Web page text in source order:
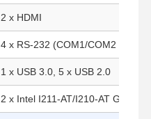
Praatje Nu
2 x HDMI
4 x RS-232 (COM1/COM2
1 x USB 3.0, 5 x USB 2.0
2 x Intel I211-AT/I210-AT Gigabit